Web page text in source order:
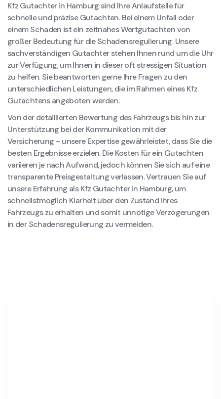
Kfz Gutachter in Hamburg sind Ihre Anlaufstelle für
schnelle und präzise Gutachten. Bei einem Unfall oder
einem Schaden ist ein zeitnahes Wertgutachten von
großer Bedeutung für die Schadensregulierung. Unsere
sachverständigen Gutachter stehen Ihnen rund um die Uhr
zur Verfügung, um Ihnen in dieser oft stressigen Situation
zu helfen. Sie beantworten gerne Ihre Fragen zu den
unterschiedlichen Leistungen, die im Rahmen eines Kfz
Gutachtens angeboten werden.
Von der detaillierten Bewertung des Fahrzeugs bis hin zur
Unterstützung bei der Kommunikation mit der
Versicherung – unsere Expertise gewährleistet, dass Sie die
besten Ergebnisse erzielen. Die Kosten für ein Gutachten
variieren je nach Aufwand, jedoch können Sie sich auf eine
transparente Preisgestaltung verlassen. Vertrauen Sie auf
unsere Erfahrung als Kfz Gutachter in Hamburg, um
schnellstmöglich Klarheit über den Zustand Ihres
Fahrzeugs zu erhalten und somit unnötige Verzögerungen
in der Schadensregulierung zu vermeiden.